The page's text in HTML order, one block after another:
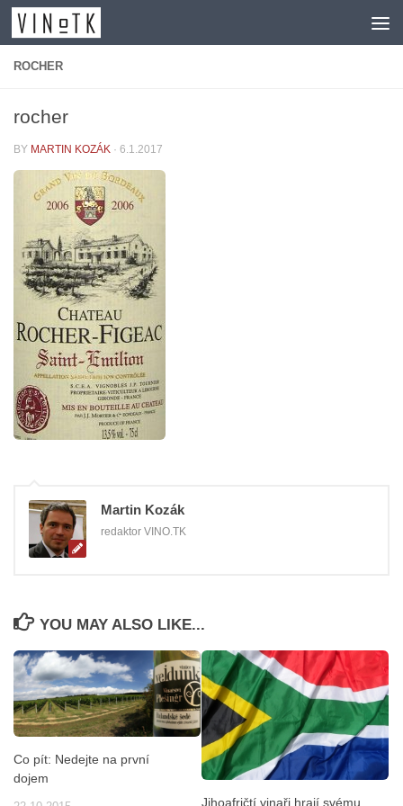
Skip to content
ROCHER
rocher
BY MARTIN KOZÁK · 6.1.2017
Martin Kozák
redaktor VINO.TK
YOU MAY ALSO LIKE...
Co pít: Nedejte na první
dojem
Jihoafričtí vinaři hrají svému